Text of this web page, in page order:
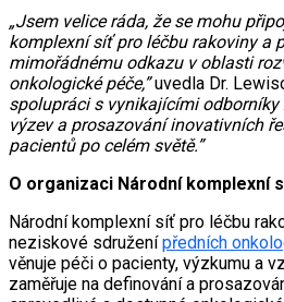
„Jsem velice ráda, že se mohu
komplexní síť pro léčbu rakoviny a
mimořádnému odkazu v oblasti
onkologické péče,”uvedla Dr.
spolupráci s vynikajícími odborníky
výzev a prosazování inovativních
pacientů po celém světě.”
O organizaci Národní komplexní
Národní komplexní síť pro léčbu
neziskové sdruženípředních
věnuje péči o pacienty, výzkumu a
zaměřuje na definování a